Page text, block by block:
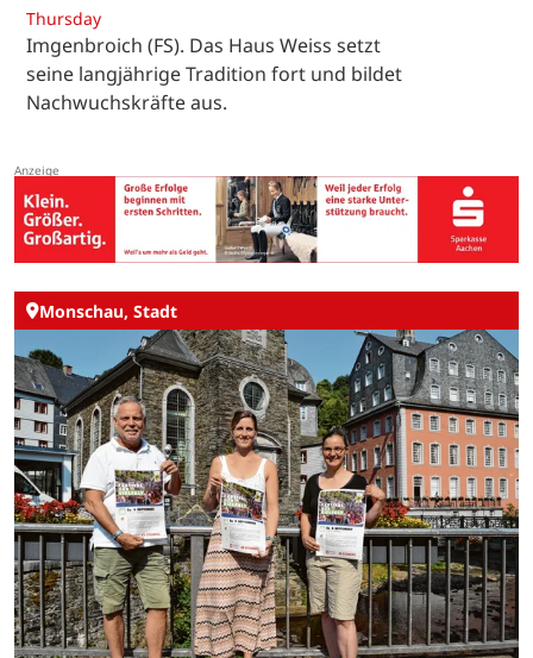
Thursday
Imgenbroich (FS). Das Haus Weiss setzt
seine langjährige Tradition fort und bildet
Nachwuchskräfte aus.
Monschau, Stadt